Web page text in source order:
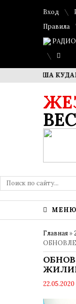
Вход
Правила
РАДИО
ДИМАША
МЕНЮ
Главная »
22.05.2020